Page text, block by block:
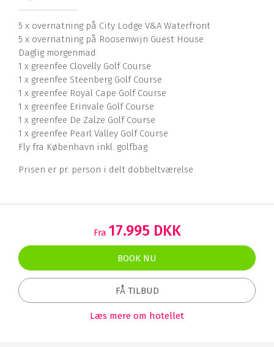
5 x overnatning på City Lodge V&A Waterfront
5 x overnatning på Roosenwijn Guest House
Daglig morgenmad
1 x greenfee Clovelly Golf Course
1 x greenfee Steenberg Golf Course
1 x greenfee Royal Cape Golf Course
1 x greenfee Erinvale Golf Course
1 x greenfee De Zalze Golf Course
1 x greenfee Pearl Valley Golf Course
Fly fra København inkl. golfbag
Prisen er pr. person i delt dobbeltværelse
Fra 17.995 DKK
BOOK NU
FÅ TILBUD
Læs mere om hotellet